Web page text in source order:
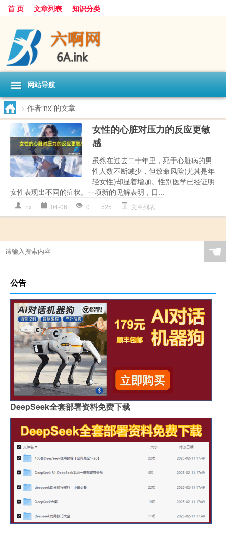
首 页 文章列表 知识分类
网站导航
> 作者“nx”的文章
女性的心脏对压力的反应更敏
感
虽然在过去二十年里，死于心脏病的男
性人数不断减少，但致命风险(尤其是年
轻女性)却显着增加。性别医学已经证明
女性表现出不同的症状。一项新的见解表明，日...
nx 04-06 0 525 文章列表
☚
公告
DeepSeek全套部署资料免费下载